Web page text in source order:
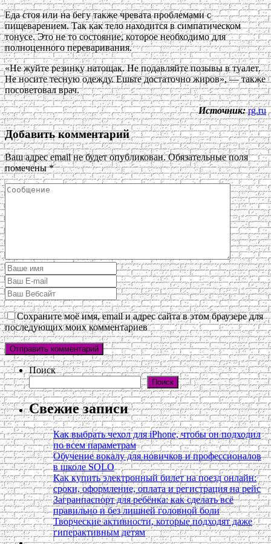
Еда стоя или на бегу также чревата проблемами с
пищеварением. Так как тело находится в симпатическом
тонусе. Это не то состояние, которое необходимо для
полноценного переваривания.
«Не жуйте резинку натощак. Не подавляйте позывы в туалет.
Не носите тесную одежду. Ешьте достаточно жиров», — также
посоветовал врач.
Источник: rg.ru
Добавить комментарий
Ваш адрес email не будет опубликован. Обязательные поля
помечены*
Сохраните моё имя, email и адрес сайта в этом браузере для
последующих моих комментариев
Поиск
Поиск
Свежие записи
Как выбрать чехол для iPhone, чтобы он подходил
по всем параметрам
Обучение вокалу для новичков и профессионалов
в школе SOLO
Как купить электронный билет на поезд онлайн:
сроки, оформление, оплата и регистрация на рейс
Загранпаспорт для ребёнка: как сделать всё
правильно и без лишней головной боли
Творческие активности, которые подходят даже
гиперактивным детям